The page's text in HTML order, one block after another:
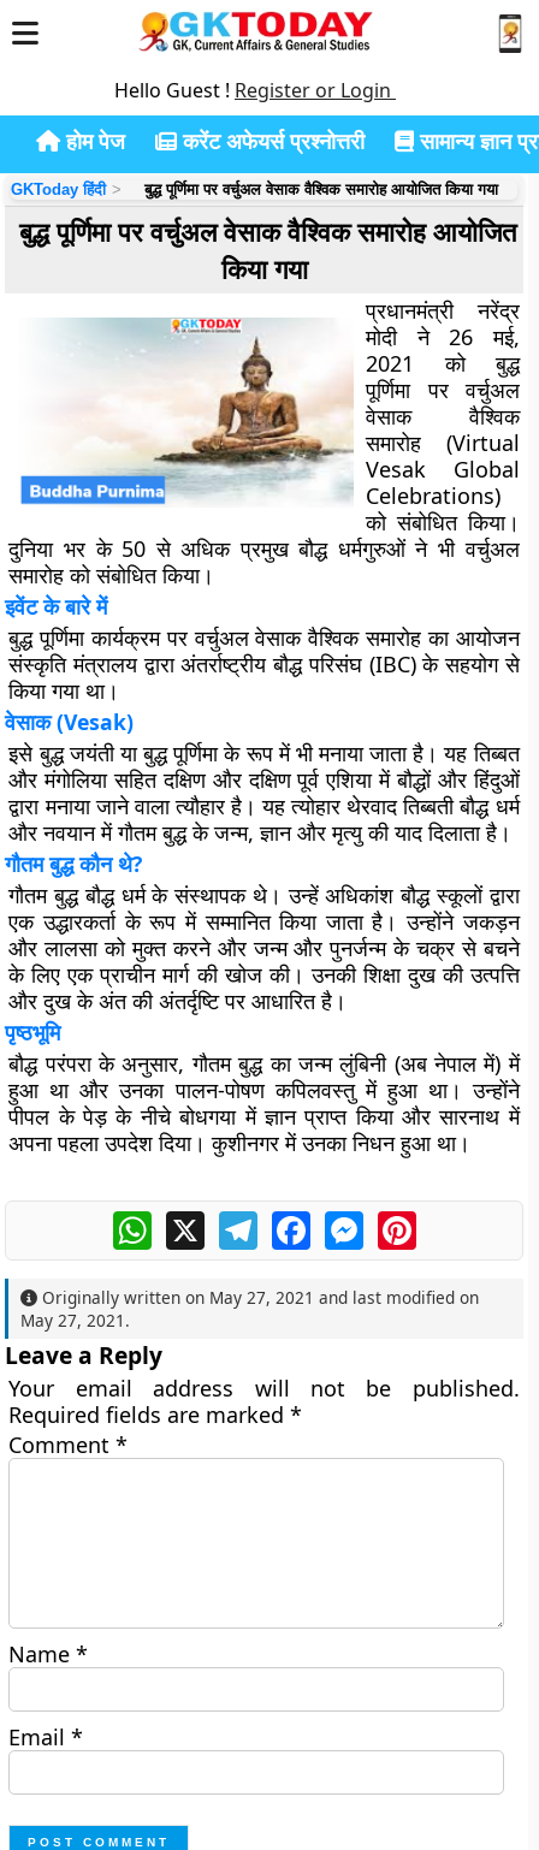
Hello Guest ! Register or Login
होम पेज करेंट अफेयर्स प्रश्नोत्तरी सामान्य ज्ञान
GKToday हिंदी बुद्ध पूर्णिमा पर वर्चुअल वेसाक वैश्विक समारोह आयोजित किया गया
बुद्ध पूर्णिमा पर वर्चुअल वेसाक वैश्विक समारोह आयोजित
किया गया
प्रधानमंत्री नरेंद्र
मोदी ने 26 मई,
2021 को बुद्ध
पूर्णिमा पर वर्चुअल
वेसाक वैश्विक
समारोह (Virtual
Vesak Global
Celebrations)
को संबोधित किया।
दुनिया भर के 50 से अधिक प्रमुख बौद्ध धर्मगुरुओं ने भी वर्चुअल
समारोह को संबोधित किया।
इवेंट के बारे में
बुद्ध पूर्णिमा कार्यक्रम पर वर्चुअल वेसाक वैश्विक समारोह का आयोजन
संस्कृति मंत्रालय द्वारा अंतर्राष्ट्रीय बौद्ध परिसंघ (IBC) के सहयोग से
किया गया था।
वेसाक (Vesak)
इसे बुद्ध जयंती या बुद्ध पूर्णिमा के रूप में भी मनाया जाता है। यह तिब्बत
और मंगोलिया सहित दक्षिण और दक्षिण पूर्व एशिया में बौद्धों और हिंदुओं
द्वारा मनाया जाने वाला त्यौहार है। यह त्योहार थेरवाद तिब्बती बौद्ध धर्म
और नवयान में गौतम बुद्ध के जन्म, ज्ञान और मृत्यु की याद दिलाता है।
गौतम बुद्ध कौन थे?
गौतम बुद्ध बौद्ध धर्म के संस्थापक थे। उन्हें अधिकांश बौद्ध स्कूलों द्वारा
एक उद्धारकर्ता के रूप में सम्मानित किया जाता है। उन्होंने जकड़न
और लालसा को मुक्त करने और जन्म और पुनर्जन्म के चक्र से बचने
के लिए एक प्राचीन मार्ग की खोज की। उनकी शिक्षा दुख की उत्पत्ति
और दुख के अंत की अंतर्दृष्टि पर आधारित है।
पृष्ठभूमि
बौद्ध परंपरा के अनुसार, गौतम बुद्ध का जन्म लुंबिनी (अब नेपाल में) में
हुआ था और उनका पालन-पोषण कपिलवस्तु में हुआ था। उन्होंने
पीपल के पेड़ के नीचे बोधगया में ज्ञान प्राप्त किया और सारनाथ में
अपना पहला उपदेश दिया। कुशीनगर में उनका निधन हुआ था।
WhatsApp
X TelegramFacebookMessengerPinterest
Originally written on May 27, 2021 and last modified on
May 27, 2021 .
Leave a Reply
Your email address will not be published.
Required fields are marked*
Comment*
Name*
Email*